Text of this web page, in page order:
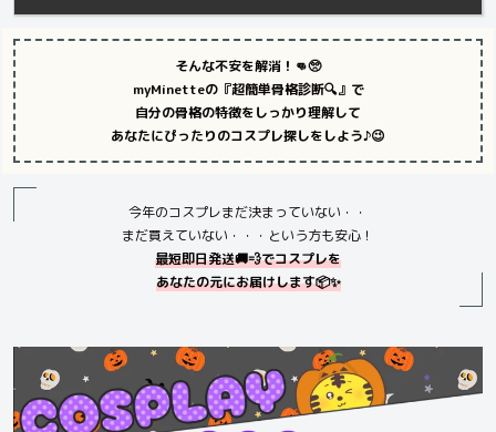
そんな不安を解消！👊🥺
myMinetteの『超簡単骨格診断🔍』で
自分の骨格の特徴をしっかり理解して
あなたにぴったりのコスプレ探しをしよう♪😉
今年のコスプレまだ決まっていない・・
まだ買えていない・・・という方も安心！
最短即日発送🚚💨でコスプレを
あなたの元にお届けします📦✨